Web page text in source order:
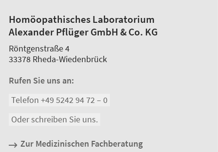
Homöopathisches Laboratorium
Alexander Pflüger GmbH & Co. KG
Röntgenstraße 4
33378 Rheda-Wiedenbrück
Rufen Sie uns an:
Telefon +49 5242 94 72 – 0
Oder schreiben Sie uns.
Zur Medizinischen Fachberatung